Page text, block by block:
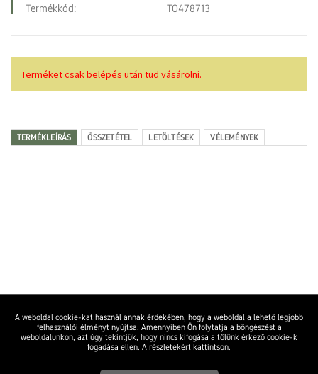
Termékkód:
TO478713
Terméket csak belépés után tud vásárolni.
TERMÉKLEÍRÁS ÖSSZETÉTEL LETÖLTÉSEK VÉLEMÉNYEK
A weboldal cookie-kat használ annak érdekében, hogy a weboldal a lehető legjobb
felhasználói élményt nyújtsa. Amennyiben Ön folytatja a böngészést a
weboldalunkon, azt úgy tekintjük, hogy nincs kifogása a tőlünk érkező cookie-k
fogadása ellen. A részletekért kattintson.